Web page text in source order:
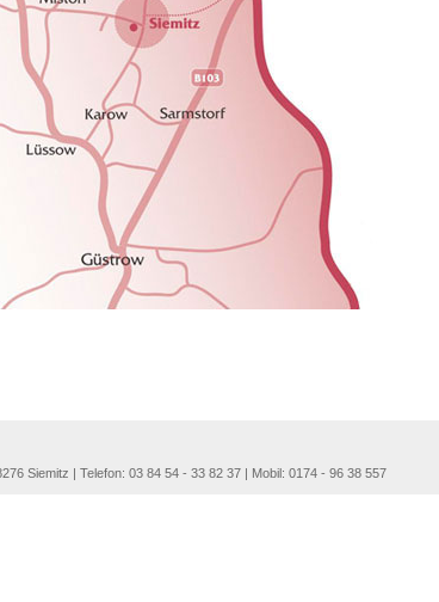
Siemitz | Telefon: 03 84 54 - 33 82 37 | Mobil: 0174 - 96 38 557